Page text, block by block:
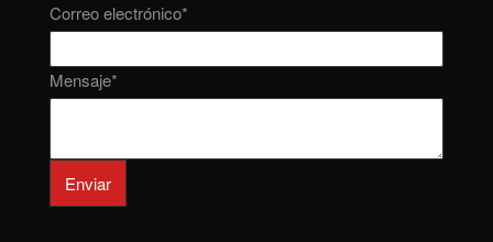
Correo electrónico*
Mensaje*
Enviar